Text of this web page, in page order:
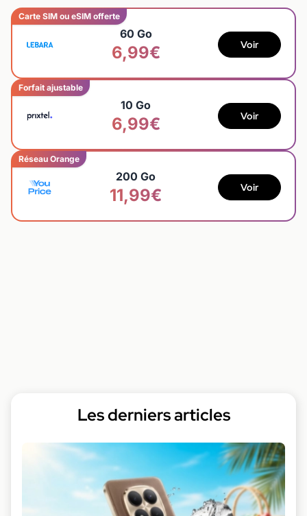
Carte SIM ou eSIM offerte
60 Go
6,99€ Voir
Forfait ajustable
10 Go
6,99€ Voir
Réseau Orange
200 Go
11,99€ Voir
Les derniers articles